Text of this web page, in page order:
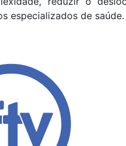
especializados de saúde.